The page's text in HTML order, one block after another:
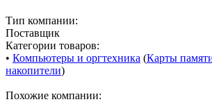
Тип компании:
Поставщик
Категории товаров:
• Компьютеры и оргтехника (Карты
накопители)
Похожие компании: